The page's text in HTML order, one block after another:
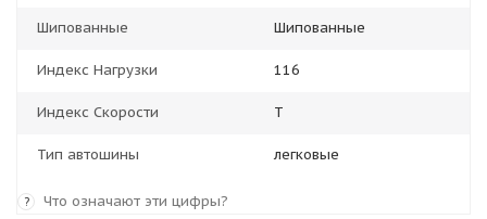
Шипованные Шипованные
Индекс Нагрузки 116
Индекс Скорости T
Тип автошины легковые
? Что означают эти цифры?